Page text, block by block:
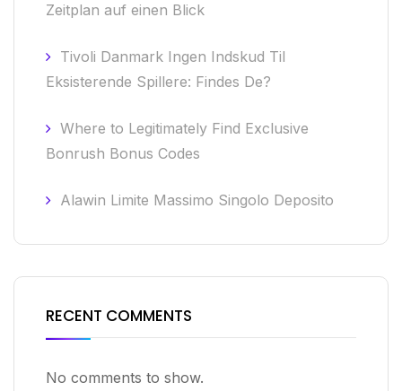
Zeitplan auf einen Blick
Tivoli Danmark Ingen Indskud Til
Eksisterende Spillere: Findes De?
Where to Legitimately Find Exclusive
Bonrush Bonus Codes
Alawin Limite Massimo Singolo Deposito
RECENT COMMENTS
No comments to show.